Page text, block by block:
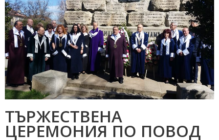
ТЪРЖЕСТВЕНА
ЦЕРЕМОНИЯ ПО ПОВОД